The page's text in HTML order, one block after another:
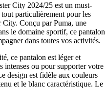
City 2024/25 est un must-
particulièrement pour les
City. Conçu par Puma, une
le domaine sportif, ce pantalon
dans toutes vos activités.
ce pantalon est léger et
intenses ou pour supporter votre
design est fidèle aux couleurs
et le blanc caractéristique. Le